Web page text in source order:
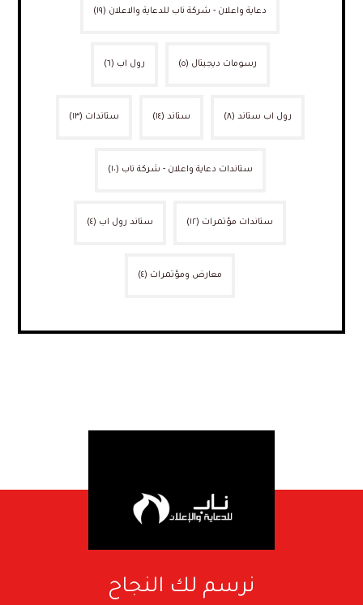
دعاية واعلان - شركة ناب للدعاية والاعلان (١٩)
رسومات ديجيتال (٥) رول اب (٦)
رول اب ستاند (٨) ستاند (١٤) ستاندات (١٣)
ستاندات دعاية واعلان - شركة ناب (١٠)
ستاندات مؤتمرات (١٢) ستاند رول اب (٤)
معارض ومؤتمرات (٤)
نرسم لك النجاح